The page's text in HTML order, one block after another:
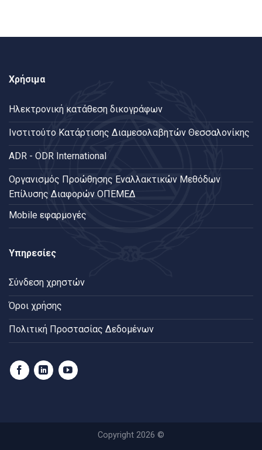
Χρήσιμα
Ηλεκτρονική κατάθεση δικογράφων
Ινστιτούτο Κατάρτισης Διαμεσολαβητών Θεσσαλονίκης
ADR - ODR International
Oργανισμός Προώθησης Εναλλακτικών Μεθόδων
Επίλυσης Διαφορών ΟΠΕΜΕΔ
Mobile εφαρμογές
Υπηρεσίες
Σύνδεση χρηστών
Όροι χρήσης
Πολιτική Προστασίας Δεδομένων
Copyright 2026 ©